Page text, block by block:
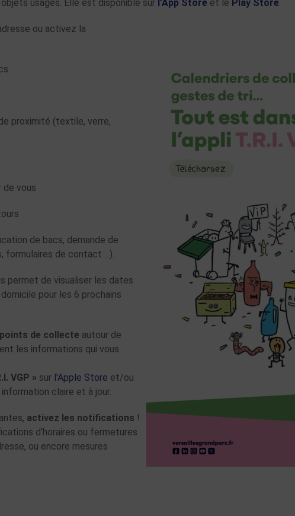
usagés. Elle est disponible sur l’App Store et le Play Store.
ou activez la
proximité (textile, verre,
de vous
de bacs, demande de
formulaires de contact ...).
permet de visualiser les dates
pour les 6 prochains
points de collecte autour de
les informations qui vous
VGP » sur l'Apple Store et/ou
claire et à jour.
activez les notifications !
d’horaires ou fermetures
ou encore mesures